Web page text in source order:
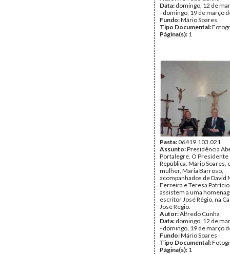
Data: domingo, 12 de
- domingo, 19 de março
Fundo:Mário Soares
Tipo Documental:
Página(s): 1
Pasta:06419.103.021
Assunto:Presidência
Portalegre. O Presidente
República, Mário Soares,
mulher, Maria Barroso,
acompanhados de David
Ferreira e Teresa
assistem a uma
escritor José Régio, na
José Régio.
Autor:Alfredo Cunha
Data: domingo, 12 de
- domingo, 19 de março
Fundo:Mário Soares
Tipo Documental:
Página(s): 1